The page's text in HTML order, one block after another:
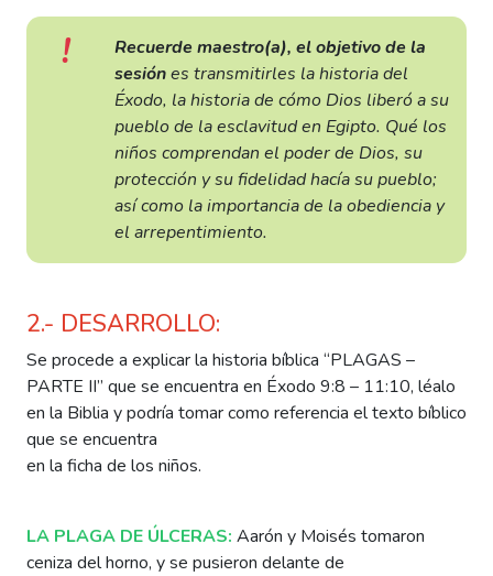
Recuerde maestro(a), el objetivo de la
sesiónes transmitirles la historia del
Éxodo, la historia de cómo Dios liberó a su
pueblo de la esclavitud en Egipto. Qué los
niños comprendan el poder de Dios, su
protección y su fidelidad hacía su pueblo;
así como la importancia de la obediencia y
el arrepentimiento.
2.- DESARROLLO:
Se procede a explicar la historia bíblica “PLAGAS –
PARTE II” que se encuentra en Éxodo 9:8 – 11:10, léalo
en la Biblia y podría tomar como referencia el texto bíblico
que se encuentra
en la ficha de los niños.
LA PLAGA DE ÚLCERAS: Aarón y Moisés tomaron
ceniza del horno, y se pusieron delante de